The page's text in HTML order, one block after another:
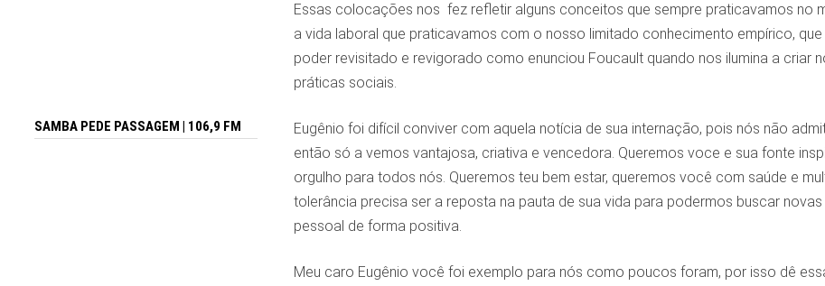
Essas colocações nos fez refletir alguns conceitos que sempre praticavamos no
a vida laboral que praticavamos com o nosso limitado conhecimento empírico,
poder revisitado e revigorado como enunciou Foucault quando nos ilumina a criar
práticas sociais.
Eugênio foi difícil conviver com aquela notícia de sua internação, pois nós não
então só a vemos vantajosa, criativa e vencedora. Queremos voce e sua fonte
orgulho para todos nós. Queremos teu bem estar, queremos você com saúde e
tolerância precisa ser a reposta na pauta de sua vida para podermos buscar
pessoal de forma positiva.
Meu caro Eugênio você foi exemplo para nós como poucos foram, por isso dê
SAMBA PEDE PASSAGEM | 106,9 FM